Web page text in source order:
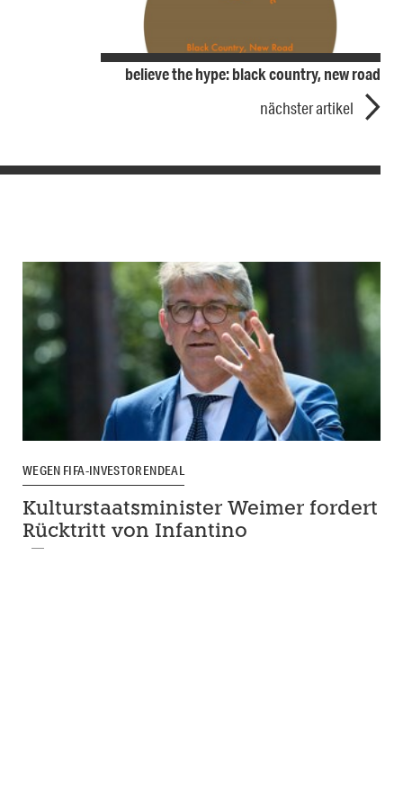
believe the hype: black country, new road
nächster artikel
WEGEN FIFA-INVESTORENDEAL
Kulturstaatsminister Weimer fordert
Rücktritt von Infantino